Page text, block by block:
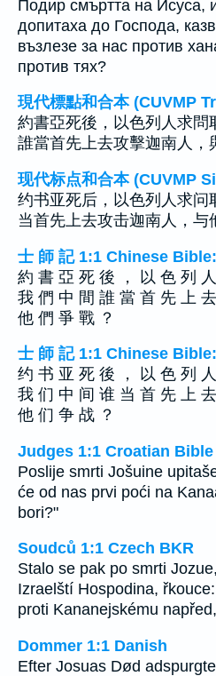
Подир смъртта на Исуса,
допитаха до Господа,
възлезе за нас против
против тях?
現代標點和合本 (CUVMP
約書亞死後，以色列人求問
誰當首先上去攻擊迦南人，
现代标点和合本 (CUVMP
约书亚死后，以色列人求问
当首先上去攻击迦南人，与
士 師 記 1:1 Chinese
約 書 亞 死 後 ， 以 色 列
我 們 中 間 誰 當 首 先 上
他 們 爭 戰 ？
士 師 記 1:1 Chinese
约 书 亚 死 後 ， 以 色 列
我 们 中 间 谁 当 首 先 上
他 们 争 战 ？
Judges 1:1 Croatian Bible
Poslije smrti Jošuine
će od nas prvi poći na
bori?"
Soudců 1:1 Czech BKR
Stalo se pak po smrti
Izraelští Hospodina,
proti Kananejskému
Dommer 1:1 Danish
Efter Josuas Død